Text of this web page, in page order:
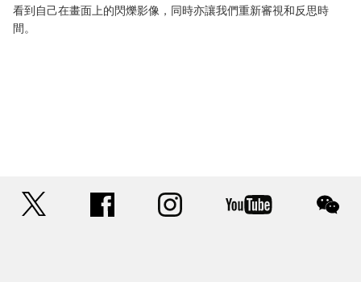
看到自己在畫面上的閃爍影像，同時亦讓我們重新審視和反思時
間。
facebook instagram youtube